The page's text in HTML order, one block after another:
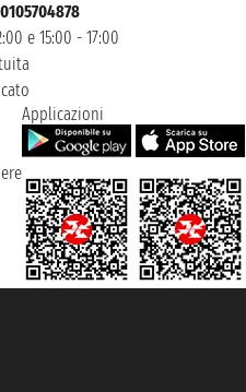
e 15:00 - 17:00
Applicazioni